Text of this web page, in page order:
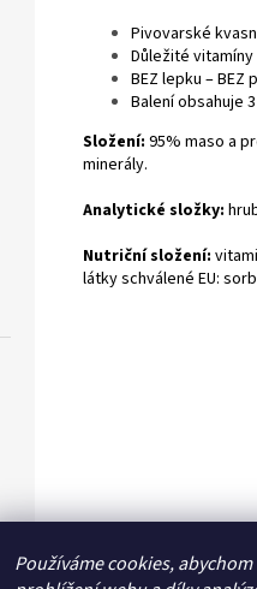
Používáme cookies,
Pivovarské
Důležité vitamíny
BEZ lepku – BEZ
Balení obsahuje
Složení: 95% maso a
minerály.
Analytické složky:
Nutriční složení:
látky schválené EU: